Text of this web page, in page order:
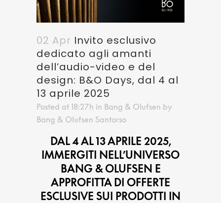
02 Apr Invito esclusivo
dedicato agli amanti
dell’audio-video e del
design: B&O Days, dal 4 al
13 aprile 2025
Posted at 18:27h in Bang & Olufsen by
Bang & Olufsen Santorso
DAL 4 AL 13 APRILE 2025,
IMMERGITI NELL’UNIVERSO
BANG & OLUFSEN E
APPROFITTA DI OFFERTE
ESCLUSIVE SUI PRODOTTI IN